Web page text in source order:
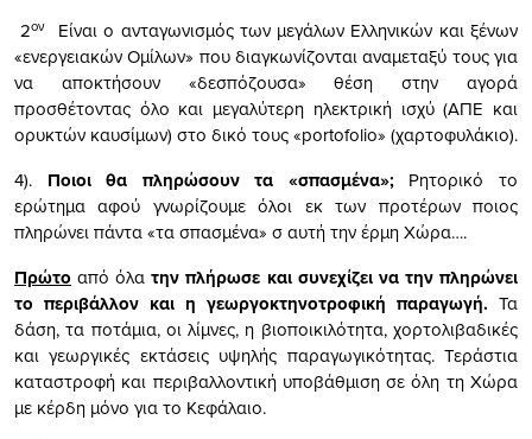
2ον
Είναι ο ανταγωνισμός των μεγάλων Ελληνικών και ξένων
«ενεργειακών Ομίλων» που διαγκωνίζονται αναμεταξύ τους για
να αποκτήσουν «δεσπόζουσα» θέση στην αγορά
προσθέτοντας όλο και μεγαλύτερη ηλεκτρική ισχύ (ΑΠΕ και
ορυκτών καυσίμων) στο δικό τους «portofolio» (χαρτοφυλάκιο).
4). Ποιοι θα πληρώσουν τα «σπασμένα»;Ρητορικό το
ερώτημα αφού γνωρίζουμε όλοι εκ των προτέρων ποιος
πληρώνει πάντα «τα σπασμένα» σ αυτή την έρμη Χώρα….
Πρώτο από όλατην πλήρωσε και συνεχίζει να την πληρώνει
το περιβάλλον και η γεωργοκτηνοτροφική παραγωγή. Τα
δάση, τα ποτάμια, οι λίμνες, η βιοποικιλότητα, χορτολιβαδικές
και γεωργικές εκτάσεις υψηλής παραγωγικότητας. Τεράστια
καταστροφή και περιβαλλοντική υποβάθμιση σε όλη τη Χώρα
με κέρδη μόνο για το Κεφάλαιο.